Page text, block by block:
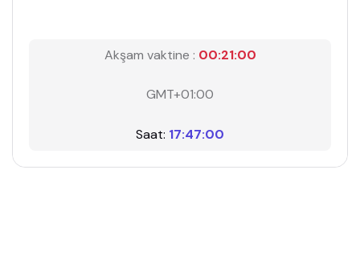
Akşam vaktine : 00:20:59
GMT+01:00
Saat:17:47:01